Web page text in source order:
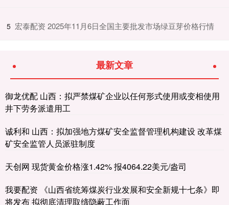
5 ​宏泰配资 2025年11月6日全国主要批发市场绿豆芽价格行情
最新文章
御龙优配 山西：拟严禁煤矿企业以任何形式使用或变相使用
井下劳务派遣用工
诚利和 山西：拟加强地方煤矿安全监督管理机构建设 改革煤
矿安全监管人员派驻制度
天创网 现货黄金价格涨1.42% 报4064.22美元/盎司
我要配资 《山西省统筹煤炭行业发展和安全新规十七条》即
将发布 拟彻底清理取缔隐蔽工作面